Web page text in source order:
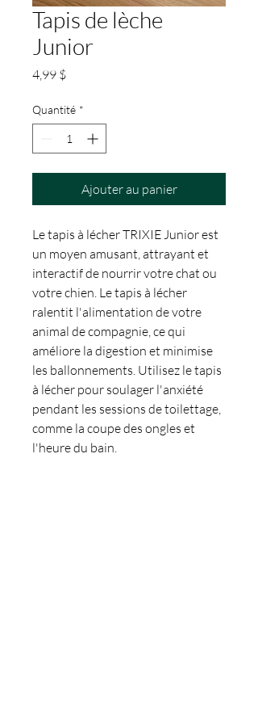
Tapis de lèche
Junior
4,99 $Prix
Quantité *
Ajouter au panier
Le tapis à lécher TRIXIE Junior est
un moyen amusant, attrayant et
interactif de nourrir votre chat ou
votre chien. Le tapis à lécher
ralentit l'alimentation de votre
animal de compagnie, ce qui
améliore la digestion et minimise
les ballonnements. Utilisez le tapis
à lécher pour soulager l'anxiété
pendant les sessions de toilettage,
comme la coupe des ongles et
l'heure du bain.